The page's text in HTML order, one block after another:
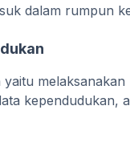
dalam rumpun
kependudukan,